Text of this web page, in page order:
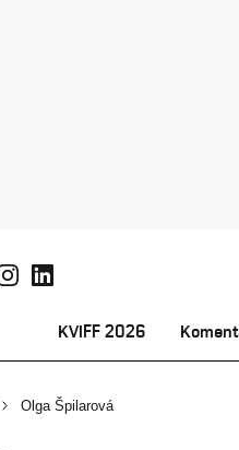
KVIFF 2026
Olga Špilarová